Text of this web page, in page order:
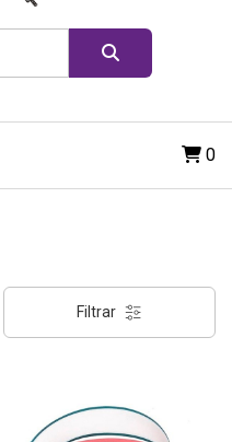
0
Filtrar